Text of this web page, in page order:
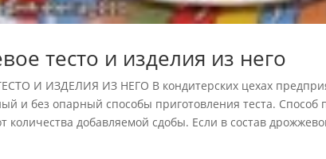
тесто и изделия из него
И ИЗДЕЛИЯ ИЗ НЕГО В кондитерских цехах
и без опарный способы приготовления теста. Способ
количества добавляемой сдобы. Если в состав